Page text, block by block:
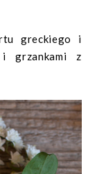
greckiego i
i grzankami z